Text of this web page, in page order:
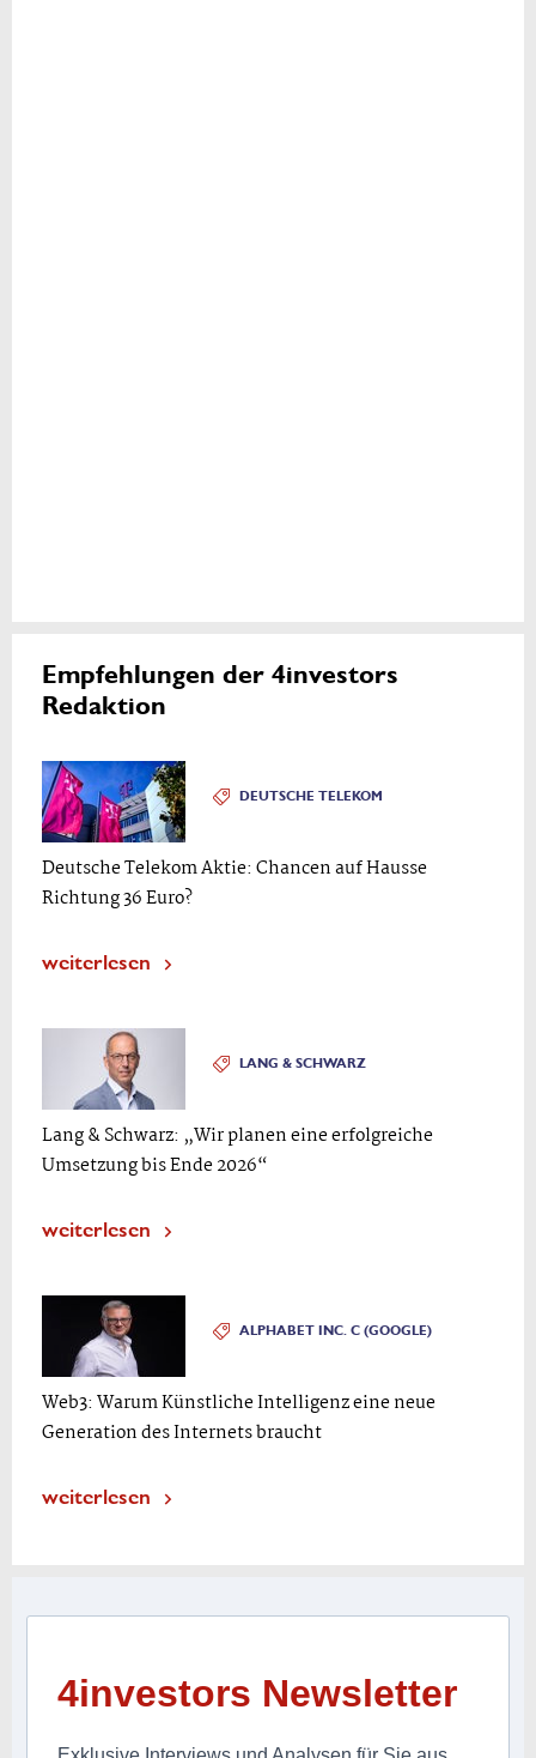
Empfehlungen der 4investors
Redaktion
DEUTSCHE TELEKOM
Deutsche Telekom Aktie: Chancen auf Hausse
Richtung 36 Euro?
weiterlesen
LANG & SCHWARZ
Lang & Schwarz: „Wir planen eine erfolgreiche
Umsetzung bis Ende 2026“
weiterlesen
ALPHABET INC. C (GOOGLE)
Web3: Warum Künstliche Intelligenz eine neue
Generation des Internets braucht
weiterlesen
4investors Newsletter